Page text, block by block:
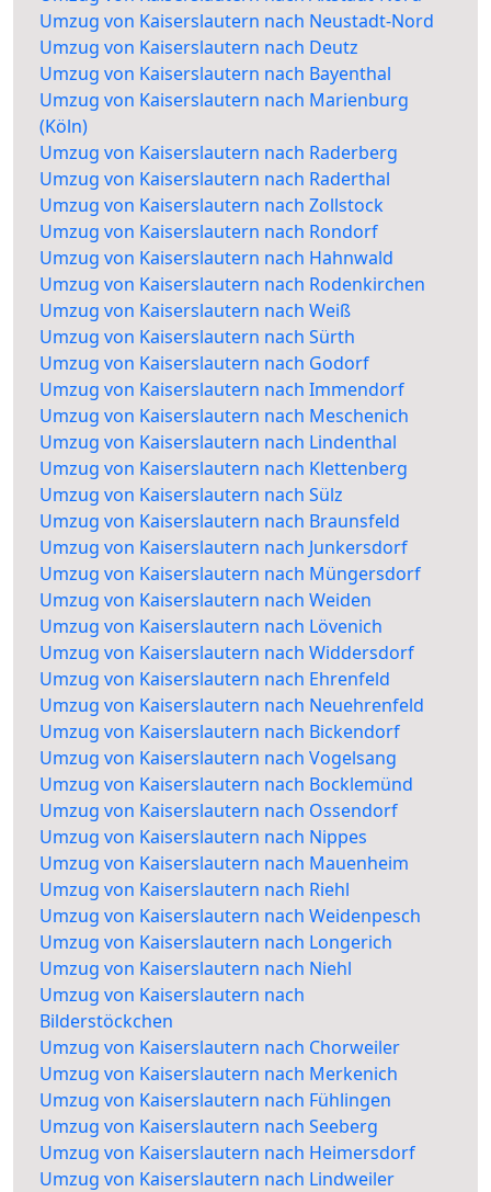
Umzug von Kaiserslautern nach Neustadt-Nord
Umzug von Kaiserslautern nach Deutz
Umzug von Kaiserslautern nach Bayenthal
Umzug von Kaiserslautern nach Marienburg
(Köln)
Umzug von Kaiserslautern nach Raderberg
Umzug von Kaiserslautern nach Raderthal
Umzug von Kaiserslautern nach Zollstock
Umzug von Kaiserslautern nach Rondorf
Umzug von Kaiserslautern nach Hahnwald
Umzug von Kaiserslautern nach Rodenkirchen
Umzug von Kaiserslautern nach Weiß
Umzug von Kaiserslautern nach Sürth
Umzug von Kaiserslautern nach Godorf
Umzug von Kaiserslautern nach Immendorf
Umzug von Kaiserslautern nach Meschenich
Umzug von Kaiserslautern nach Lindenthal
Umzug von Kaiserslautern nach Klettenberg
Umzug von Kaiserslautern nach Sülz
Umzug von Kaiserslautern nach Braunsfeld
Umzug von Kaiserslautern nach Junkersdorf
Umzug von Kaiserslautern nach Müngersdorf
Umzug von Kaiserslautern nach Weiden
Umzug von Kaiserslautern nach Lövenich
Umzug von Kaiserslautern nach Widdersdorf
Umzug von Kaiserslautern nach Ehrenfeld
Umzug von Kaiserslautern nach Neuehrenfeld
Umzug von Kaiserslautern nach Bickendorf
Umzug von Kaiserslautern nach Vogelsang
Umzug von Kaiserslautern nach Bocklemünd
Umzug von Kaiserslautern nach Ossendorf
Umzug von Kaiserslautern nach Nippes
Umzug von Kaiserslautern nach Mauenheim
Umzug von Kaiserslautern nach Riehl
Umzug von Kaiserslautern nach Weidenpesch
Umzug von Kaiserslautern nach Longerich
Umzug von Kaiserslautern nach Niehl
Umzug von Kaiserslautern nach
Bilderstöckchen
Umzug von Kaiserslautern nach Chorweiler
Umzug von Kaiserslautern nach Merkenich
Umzug von Kaiserslautern nach Fühlingen
Umzug von Kaiserslautern nach Seeberg
Umzug von Kaiserslautern nach Heimersdorf
Umzug von Kaiserslautern nach Lindweiler